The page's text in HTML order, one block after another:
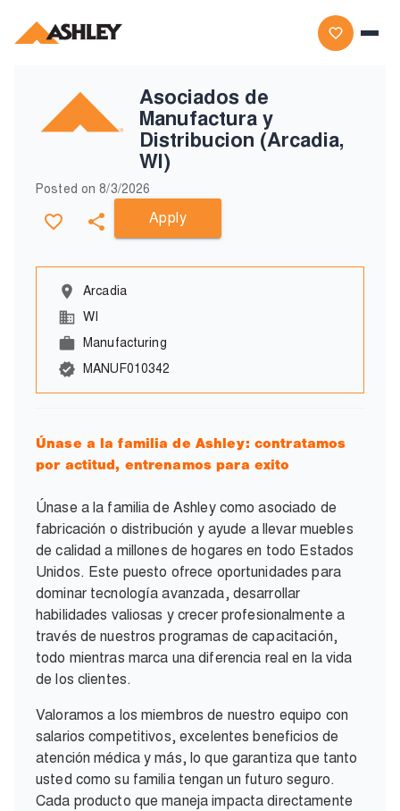
Asociados de
Manufactura y
Distribucion (Arcadia,
WI)
Posted on8/3/2026
Apply
Arcadia
WI
Manufacturing
MANUF010342
Únase a la familia de Ashley: contratamos
por actitud, entrenamos para exito
Únase a la familia de Ashley como asociado de
fabricación o distribución y ayude a llevar muebles
de calidad a millones de hogares en todo Estados
Unidos. Este puesto ofrece oportunidades para
dominar tecnología avanzada, desarrollar
habilidades valiosas y crecer profesionalmente a
través de nuestros programas de capacitación,
todo mientras marca una diferencia real en la vida
de los clientes.
Valoramos a los miembros de nuestro equipo con
salarios competitivos, excelentes beneficios de
atención médica y más, lo que garantiza que tanto
usted como su familia tengan un futuro seguro.
Cada producto que maneja impacta directamente